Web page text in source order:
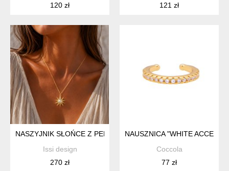
120 zł
121 zł
NASZYJNIK SŁOŃCE Z PERŁĄ- SREBRO 925 ZŁOCONE 24K
Issi design
270 zł
NAUSZNICA "WHITE
Coccola
77 zł